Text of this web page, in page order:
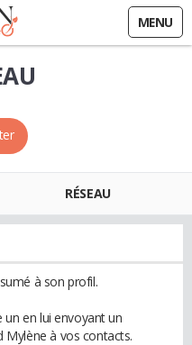
MENU
RÉSEAU
à son profil.
un en lui envoyant un
Mylène à vos contacts.